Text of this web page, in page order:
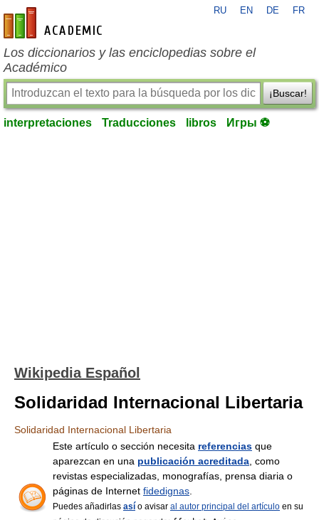
es-academic.com
RU EN DE FR
Los diccionarios y las enciclopedias sobre el
Académico
¡Buscar!
interpretaciones Traducciones libros Игры ⚽
Wikipedia Español
Solidaridad Internacional Libertaria
Solidaridad Internacional Libertaria
Este artículo o sección necesita referencias que
aparezcan en una publicación acreditada , como
revistas especializadas, monografías, prensa diaria o
páginas de Internet fidedignas
Puedes añadirlas así o avisar al autor principal del artículo en su